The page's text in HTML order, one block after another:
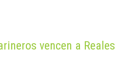
vencen a Reales